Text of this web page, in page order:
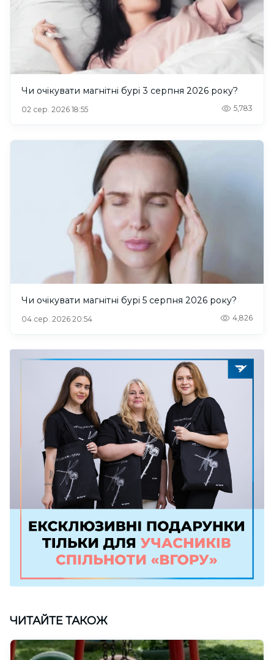
Чи очікувати магнітні бурі 3 серпня 2026 року?
02 сер. 2026 18:55 5,783
Чи очікувати магнітні бурі 5 серпня 2026 року?
04 сер. 2026 20:54 4,826
ЧИТАЙТЕ ТАКОЖ